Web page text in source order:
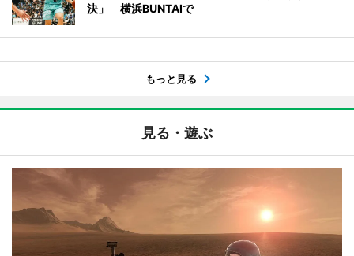
決」 横浜BUNTAIで
もっと見る
見る・遊ぶ